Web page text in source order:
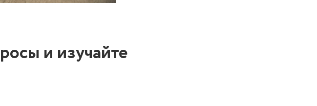
и изучайте